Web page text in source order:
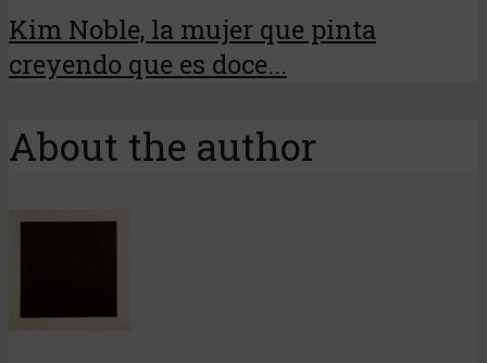
Kim Noble, la mujer que pinta
creyendo que es doce...
About the author